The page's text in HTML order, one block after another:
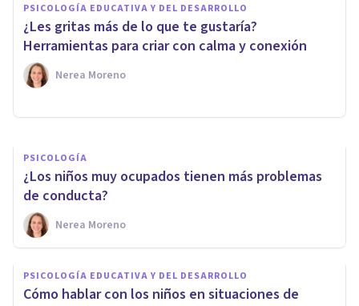
PSICOLOGÍA EDUCATIVA Y DEL DESARROLLO
¿Les gritas más de lo que te gustaría?
Herramientas para criar con calma y conexión
Nerea Moreno
PSICOLOGÍA CLÍNICA
¿TDAH o exceso de estímulos?
PSICOLOGÍA
¿Los niños muy ocupados tienen más problemas
de conducta?
Nerea Moreno
PSICOLOGÍA EDUCATIVA Y DEL DESARROLLO
Cómo hablar con los niños en situaciones de